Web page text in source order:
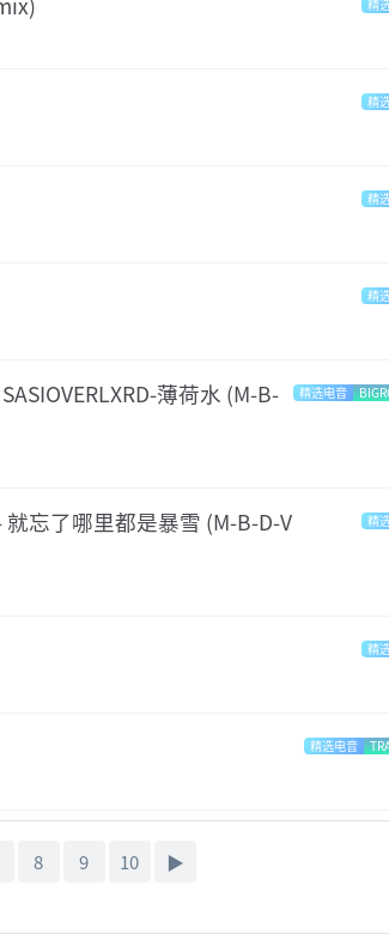
精
精
精
精
精选电音
薄荷水 (M-B-
精
忘了哪里都是暴雪 (M-B-D-V
精
精选电音
8 9 10 ▶